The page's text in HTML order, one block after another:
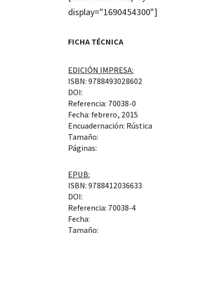
display="1690454300"]
FICHA TÉCNICA
EDICIÓN IMPRESA:
ISBN: 9788493028602
DOI:
Referencia: 70038-0
Fecha: febrero, 2015
Encuadernación: Rústica
Tamaño:
Páginas:
EPUB:
ISBN: 9788412036633
DOI:
Referencia: 70038-4
Fecha:
Tamaño: